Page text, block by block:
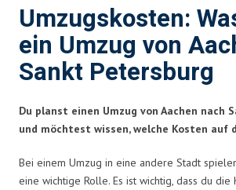
Umzugskosten:
ein Umzug von
Sankt Petersburg
Du planst einen Umzug von Aachen nach
und möchtest wissen, welche Kosten auf
Bei einem Umzug in eine andere Stadt
eine wichtige Rolle. Es ist wichtig, dass du die